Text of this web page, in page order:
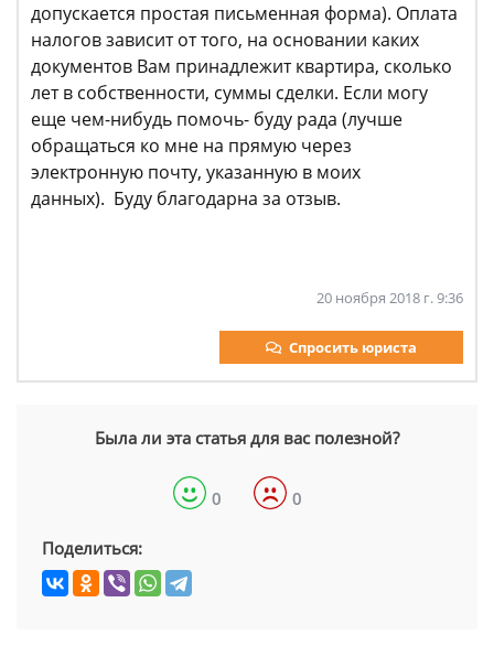
допускается простая письменная форма). Оплата
налогов зависит от того, на основании каких
документов Вам принадлежит квартира, сколько
лет в собственности, суммы сделки. Если могу
еще чем-нибудь помочь- буду рада (лучше
обращаться ко мне на прямую через
электронную почту, указанную в моих
данных). Буду благодарна за отзыв.
20 ноября 2018 г. 9:36
Спросить юриста
Была ли эта статья для вас полезной?
0 0
Поделиться: